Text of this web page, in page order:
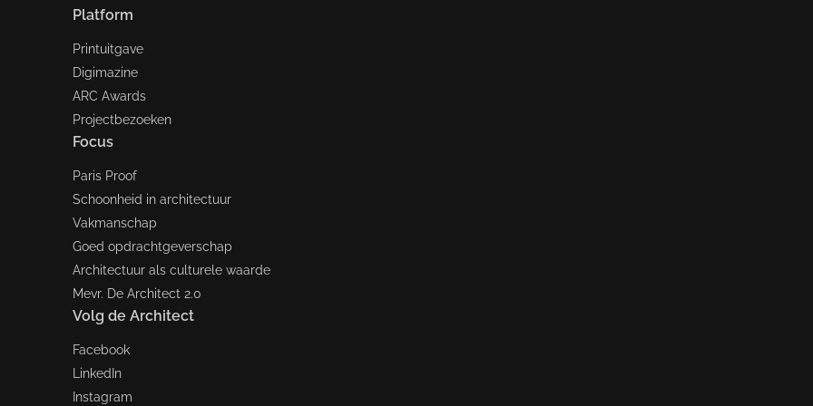
Platform
Printuitgave
Digimazine
ARC Awards
Projectbezoeken
Focus
Paris Proof
Schoonheid in architectuur
Vakmanschap
Goed opdrachtgeverschap
Architectuur als culturele waarde
Mevr. De Architect 2.0
Volg de Architect
Facebook
LinkedIn
Instagram